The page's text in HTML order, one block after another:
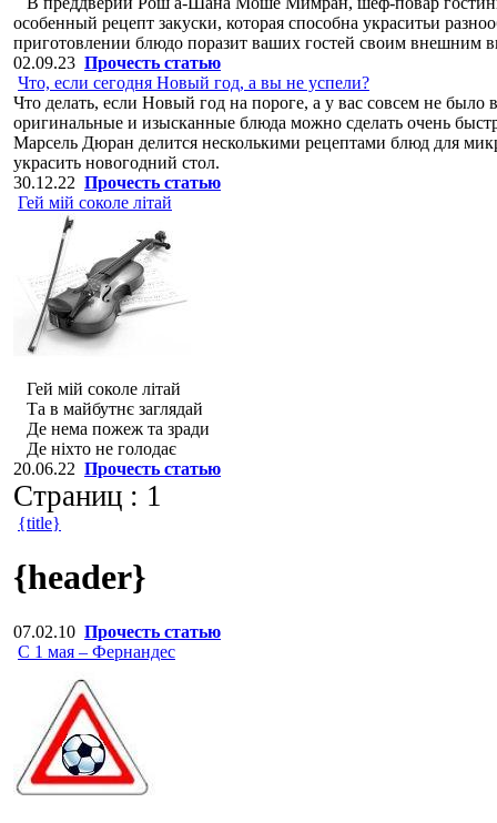
особенный рецепт закуски, которая способна украситьи
приготовлении блюдо поразит ваших гостей своим внешним
02.09.23 Прочесть статью
Что, если сегодня Новый год, а вы не успели?
Что делать, если Новый год на пороге, а у вас совсем не
оригинальные и изысканные блюда можно сделать очень
Марсель Дюран делится несколькими рецептами блюд для
украсить новогодний стол.
30.12.22 Прочесть статью
Гей мій соколе літай
Гей мій соколе літай
Та в майбутнє заглядай
Де нема пожеж та зради
Де ніхто не голодає
20.06.22 Прочесть статью
Страниц : 1
{title}
{header}
07.02.10 Прочесть статью
С 1 мая – Фернандес